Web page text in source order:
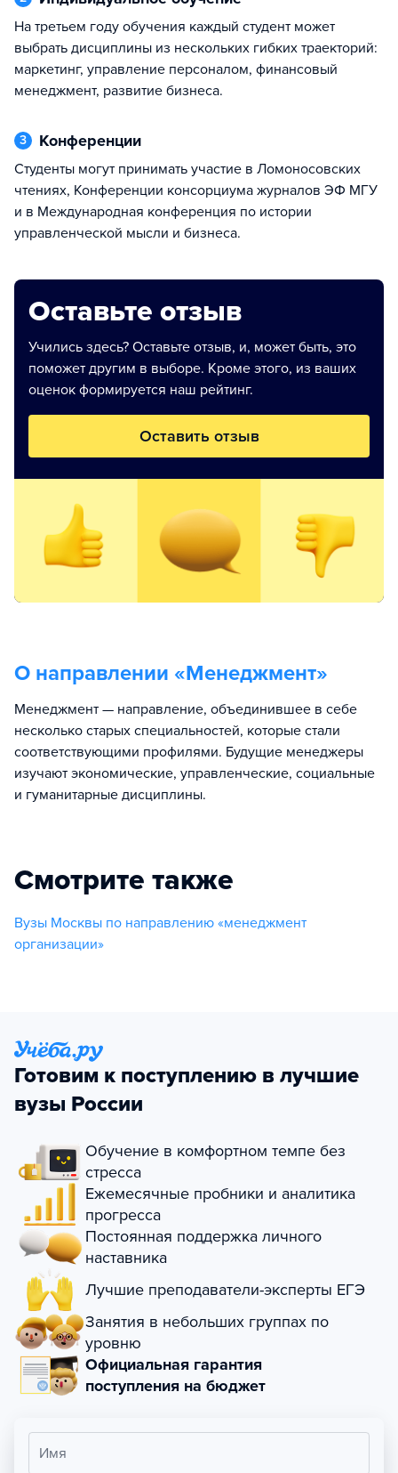
На третьем году обучения каждый студент может
выбрать дисциплины из нескольких гибких траекторий:
маркетинг, управление персоналом, финансовый
менеджмент, развитие бизнеса.
3 Конференции
Студенты могут принимать участие в Ломоносовских
чтениях, Конференции консорциума журналов ЭФ МГУ
и в Международная конференция по истории
управленческой мысли и бизнеса.
Оставьте отзыв
Учились здесь? Оставьте отзыв, и, может быть, это
поможет другим в выборе. Кроме этого, из ваших
оценок формируется наш рейтинг.
Оставить отзыв
О направлении «Менеджмент»
Менеджмент — направление, объединившее в себе
несколько старых специальностей, которые стали
соответствующими профилями. Будущие менеджеры
изучают экономические, управленческие, социальные
и гуманитарные дисциплины.
Смотрите также
Вузы Москвы по направлению «менеджмент
организации»
Готовим к поступлению в лучшие
вузы России
Обучение в комфортном темпе без
стресса
Ежемесячные пробники и аналитика
прогресса
Постоянная поддержка личного
наставника
Лучшие преподаватели-эксперты ЕГЭ
Занятия в небольших группах по
уровню
Официальная гарантия
поступления на бюджет
Имя